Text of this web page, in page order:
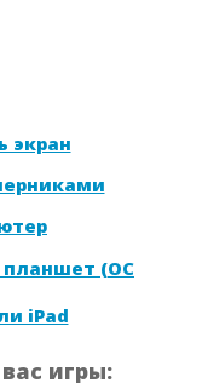
экран
планшет (ОС
iPad
игры: